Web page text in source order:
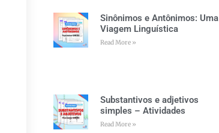
Sinônimos e Antônimos: Uma
Viagem Linguística
Read More »
Substantivos e adjetivos
simples – Atividades
Read More »